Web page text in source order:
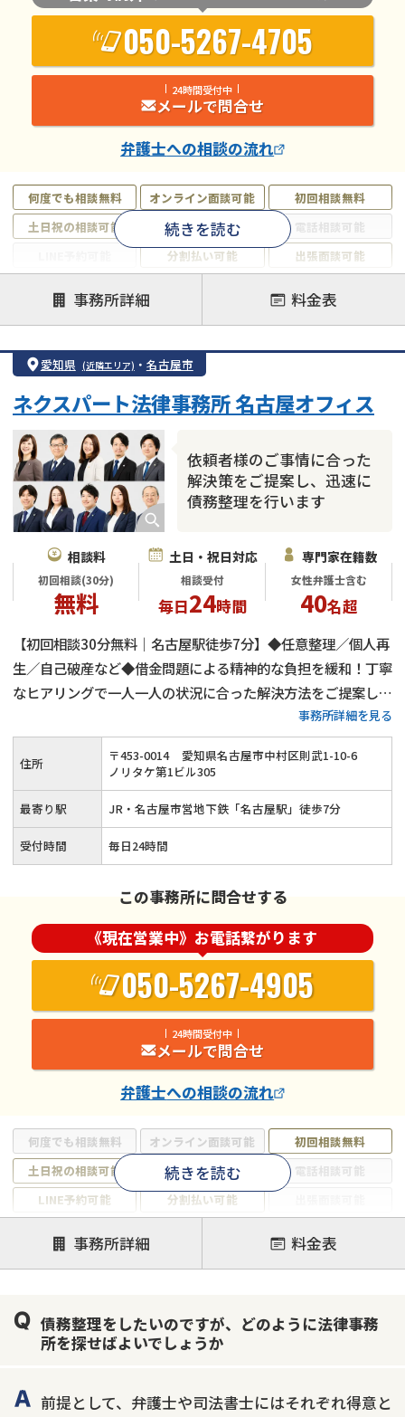
何度でも相談無料 オンライン面談可能
初回相談無料
土日祝の相談可能
19時以降電話可能
電話相談可能
分割払い可能
出張面談可能
借金返済相談・交渉
自己破産
任意整理
個人再生
時効援用
会社破産・法人破産
住宅ローン
消費者金融・サラ金
カードローン
続きを読む
050-5267-4705
24時間受付中
メールで問合せ
弁護士への相談の流れ
事務所詳細 料金表
愛知県 (近隣エリア) ・ 名古屋市
依頼者様のご事情に合った
解決策をご提案し、迅速に
債務整理を行います
ネクスパート法律事務所 名古屋オフィス
相談料
初回相談(30分)
無料
土日・祝日対応
相談受付
毎日24時間
専門家在籍数
女性弁護士含む
40名超
【初回相談30分無料｜名古屋駅徒歩7分】◆任意整理／個人再
生／自己破産など◆借金問題による精神的な負担を緩和！丁寧
なヒアリングで一人一人の状況に合った解決方法をご提案しま
す◎ご事情によって弁護士費用の分割も可能！借金でお悩みの
方はお気軽にご相談ください≪夜間・土日祝のご相談にも対応
≫
事務所詳細を見る
何度でも相談無料 オンライン面談可能
初回相談無料
土日祝の相談可能
19時以降電話可能
電話相談可能
LINE予約可能
分割払い可能
個人再生
時効援用
過払い金返還請求
会社破産・法人破産
住宅ローン
続きを読む
住所 〒453-0014
愛知県名古屋市中村区則武1-10-6
ノリタケ第1ビル305
最寄り駅 JR・名古屋市営地下鉄「名古屋駅」徒歩7分
受付時間 毎日24時間
この事務所に問合せする
《現在営業中》お電話繋がります
050-5267-4905
24時間受付中
メールで問合せ
弁護士への相談の流れ
事務所詳細 料金表
債務整理をしたいのですが、どのように法律事務
所を探せばよいでしょうか
前提として、弁護士や司法書士にはそれぞれ得意と